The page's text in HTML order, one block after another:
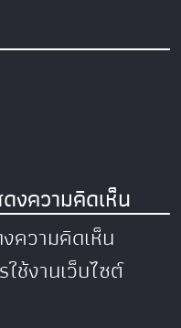
งความคิดเห็น
ความคิดเห็น
ช้งานเว็บไซต์